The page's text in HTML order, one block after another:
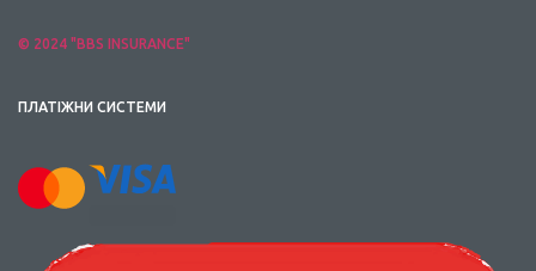
© 2024 "BBS INSURANCE"
ПЛАТІЖНИ СИСТЕМИ